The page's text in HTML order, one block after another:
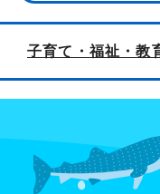
子育て・福祉・教